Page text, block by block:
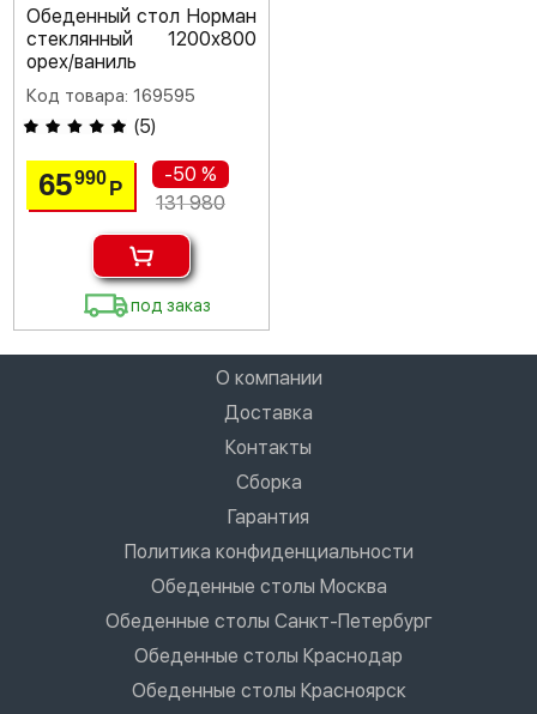
Обеденный стол Норман
стеклянный 1200х800
орех/ваниль
Код товара: 169595
(5)
65990Р
-50 %
131 980
под заказ
О компании
Доставка
Контакты
Сборка
Гарантия
Политика конфиденциальности
Обеденные столы Москва
Обеденные столы Санкт-Петербург
Обеденные столы Краснодар
Обеденные столы Красноярск